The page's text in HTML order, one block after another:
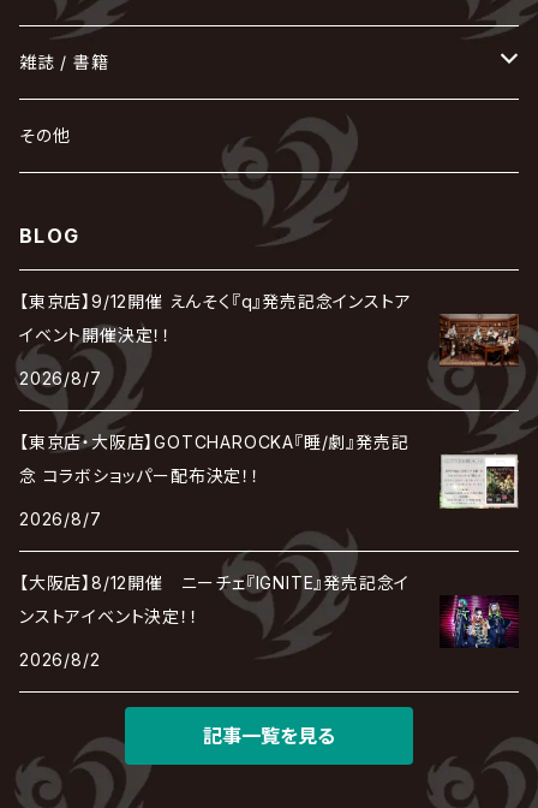
甘い暴力
ΛrlequiΩ / アルルカン
Angelo
蛾と蝶
河村隆一
己龍
黒夢
ジグソウ
シド
JAKIGAN MEISTER
Chanty
Janne Da Arc
sugar
JILUKA
Jin-Machine
SCAPEGOAT
SPLENDID GOD GIRAFFE
SLAPSLY / CHIYU
逹瑯
DAVID / SUI / 縁
DARRELL
D'ESPAIRSRAY
DEXCORE
DEZERT
deadman
DEVILOOF
DuelJewel
D'ERLANGER
NOCTURNAL BLOODLUST
HAZUKI / 葉月
薔薇の宮殿
BAROQUE
vistlip
hide with Spread Beaver / hide
HIDE-ZOU
Frantic EMIRY
Blu-BiLLioN
BULL FIELD
BREAKERZ
BLAZE
THE BEETHOVEN
The Benjamin
ペンタゴン
POIDOL
HOLLOWGRAM
machine
マツタケワークス
THE MADNA
MAMA.
まみれた / MAMIRETA
MALICE MIZER
メトロノーム
MERRY / メリー
も
THE MORTAL
最上川司
ユナイト
Rides In ReVellion
LAB.THE BASEMENT / ラボ ザ ベヰスメント
RAN / 蘭
Leetspeak monsters
Ricky
LIBRAVEL / リブラヴェル
LIPHLICH
Lill
る
Ruiza
LUNA SEA
れ
the Raid.
REIGN
RAZOR
LSN / The LEGENDARY SIX NINE
Rorschach.inc
ロマン急行
wyse
我が為
雑誌 / 書籍
hévn
その他
BLOG
【東京店】9/12開催 えんそく『q』発売記念インストア
イベント開催決定！！
2026/8/7
【東京店・大阪店】GOTCHAROCKA『睡/劇』発売記
念 コラボショッパー配布決定！！
2026/8/7
【大阪店】8/12開催 ニーチェ『IGNITE』発売記念イ
ンストアイベント決定！！
2026/8/2
記事一覧を見る